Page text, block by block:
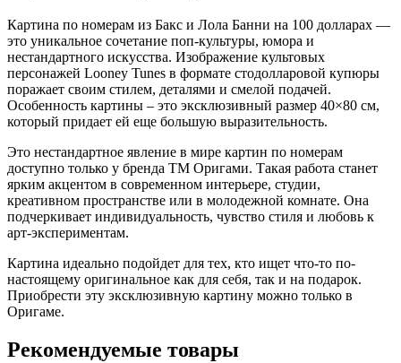
Картина по номерам из Бакс и Лола Банни на 100 долларах —
это уникальное сочетание поп-культуры, юмора и
нестандартного искусства. Изображение культовых
персонажей Looney Tunes в формате стодолларовой купюры
поражает своим стилем, деталями и смелой подачей.
Особенность картины – это эксклюзивный размер 40×80 см,
который придает ей еще большую выразительность.
Это нестандартное явление в мире картин по номерам
доступно только у бренда ТМ Оригами. Такая работа станет
ярким акцентом в современном интерьере, студии,
креативном пространстве или в молодежной комнате. Она
подчеркивает индивидуальность, чувство стиля и любовь к
арт-экспериментам.
Картина идеально подойдет для тех, кто ищет что-то по-
настоящему оригинальное как для себя, так и на подарок.
Приобрести эту эксклюзивную картину можно только в
Оригаме.
Рекомендуемые товары